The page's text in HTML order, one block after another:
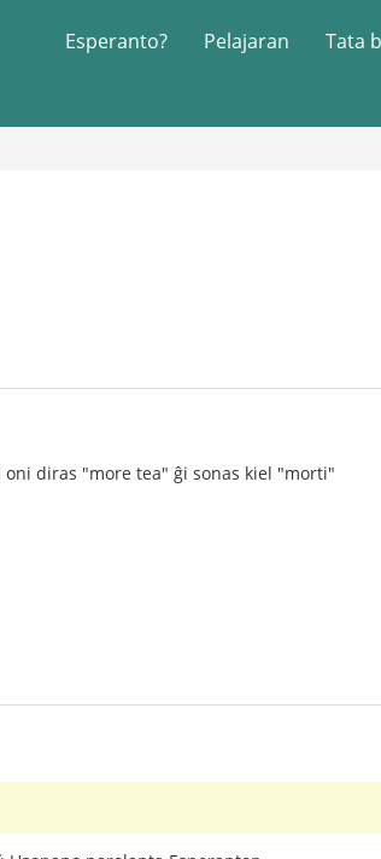
Esperanto? Pelajaran Tata
diras "more tea" ĝi sonas kiel "morti"